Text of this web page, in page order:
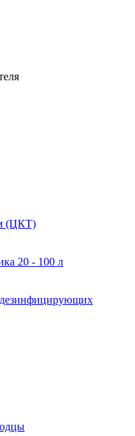
(ЦКТ)
20 - 100 л
дезинфицирующих